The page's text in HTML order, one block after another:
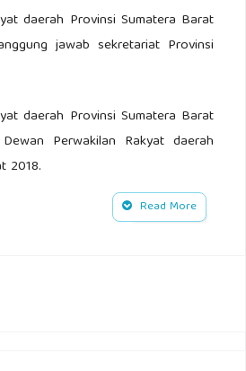
daerah Provinsi Sumatera Barat
jawab sekretariat Provinsi
daerah Provinsi Sumatera Barat
Perwakilan Rakyat daerah
2018.
daerah Provins Sumatera Barat
daerah Provinsi Sumatera Barat
Read More